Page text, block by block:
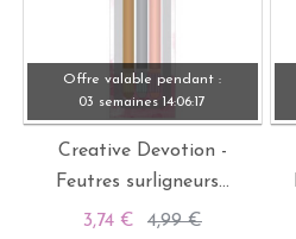
Offre valable pendant :
03 semaines 14:06:15
Creative Devotion -
Feutres surligneurs...
3,74 € 4,99 €